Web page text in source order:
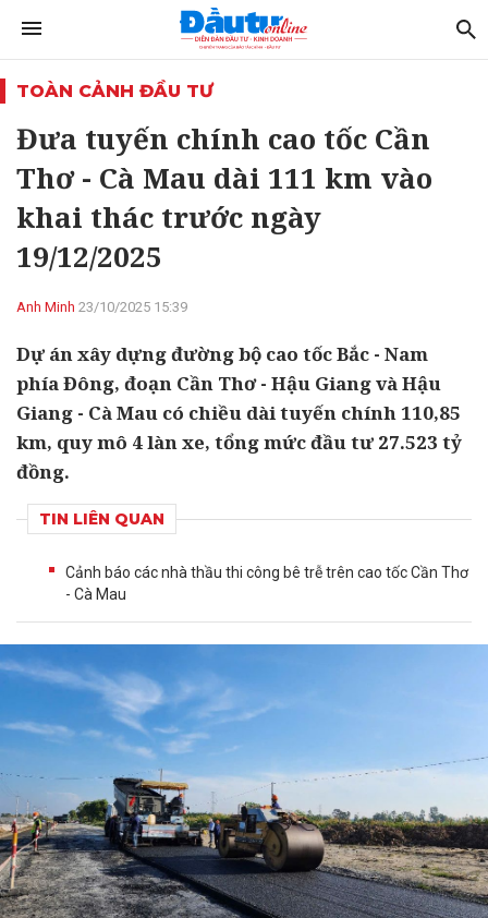
TOÀN CẢNH ĐẦU TƯ
Đưa tuyến chính cao tốc Cần
Thơ - Cà Mau dài 111 km vào
khai thác trước ngày
19/12/2025
Anh Minh 23/10/2025 15:39
Dự án xây dựng đường bộ cao tốc Bắc - Nam
phía Đông, đoạn Cần Thơ - Hậu Giang và Hậu
Giang - Cà Mau có chiều dài tuyến chính 110,85
km, quy mô 4 làn xe, tổng mức đầu tư 27.523 tỷ
đồng.
TIN LIÊN QUAN
Cảnh báo các nhà thầu thi công bê trễ trên cao tốc Cần Thơ
- Cà Mau